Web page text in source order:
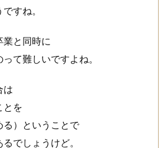
すね。
と同時に
て難しいですよね。
は
とを
る）ということで
でしょうけど。